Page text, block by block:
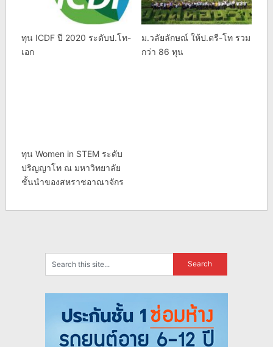
ทุน ICDF ปี 2020 ระดับป.โท-
เอก
ม.วลัยลักษณ์ ให้ป.ตรี-โท รวม
กว่า 86 ทุน
ทุน Women in STEM ระดับ
ปริญญาโท ณ มหาวิทยาลัย
ชั้นนำของสหราชอาณาจักร